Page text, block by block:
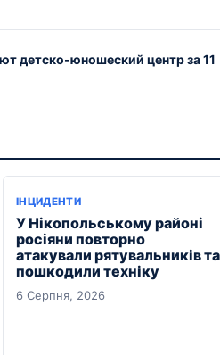
детско-юношеский центр за 11
ІНЦИДЕНТИ
У Нікопольському районі
росіяни повторно
атакували рятувальників та
пошкодили техніку
6 Серпня, 2026